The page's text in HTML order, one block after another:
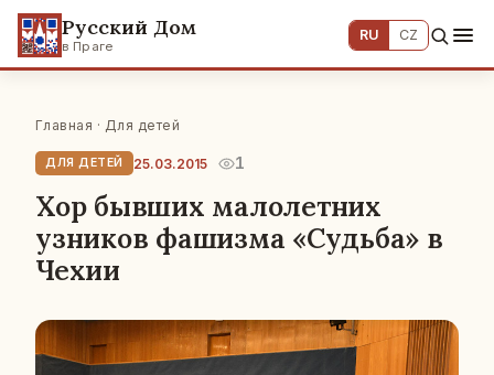
Русский Дом
в Праге
RU CZ
Главная · Для детей
ДЛЯ ДЕТЕЙ 25.03.2015 1
Хор бывших малолетних
узников фашизма «Судьба» в
Чехии